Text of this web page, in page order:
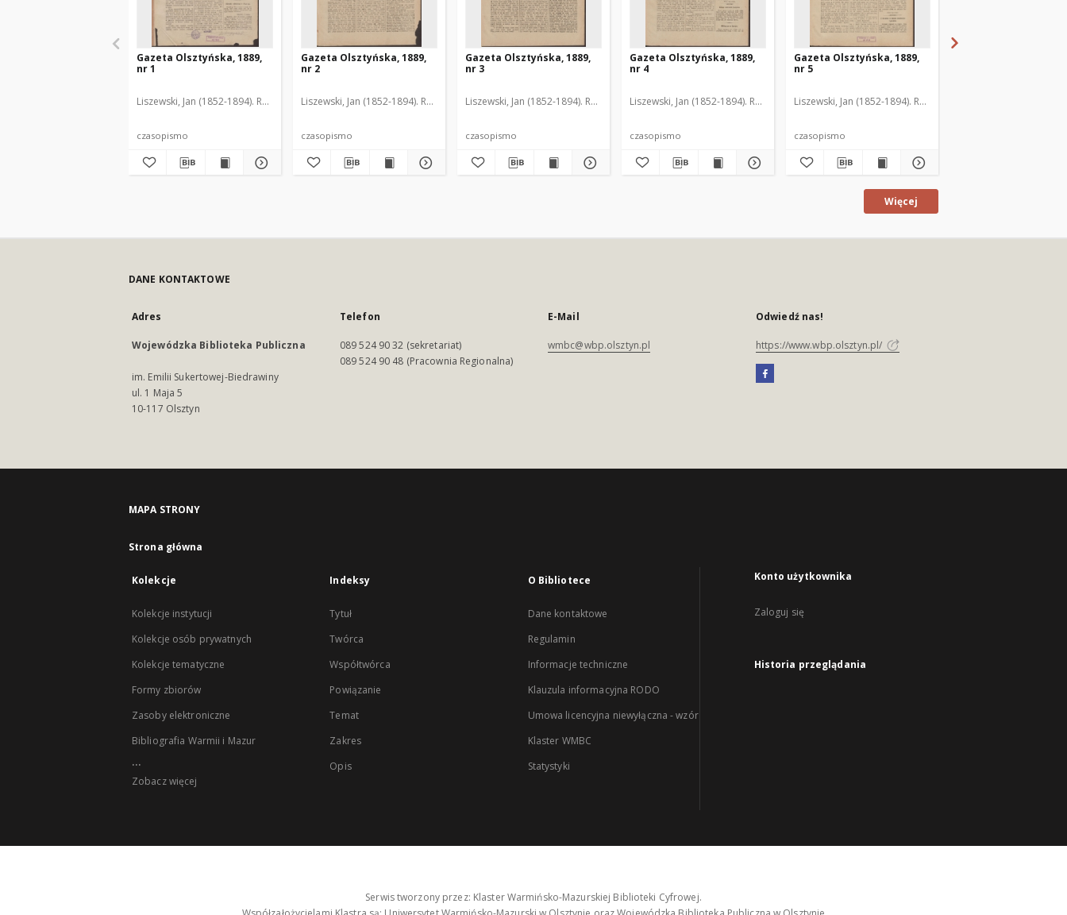
Gazeta Olsztyńska, 1889,
nr 1
Liszewski, Jan (1852-1894). Red.
czasopismo
Gazeta Olsztyńska, 1889,
nr 2
Liszewski, Jan (1852-1894). Red.
czasopismo
Gazeta Olsztyńska, 1889,
nr 3
Liszewski, Jan (1852-1894). Red.
czasopismo
Gazeta Olsztyńska, 1889,
nr 4
Liszewski, Jan (1852-1894). Red.
czasopismo
Gazeta Olsztyńska, 1889,
nr 5
Liszewski, Jan (1852-1894). Red.
czasopismo
Więcej
DANE KONTAKTOWE
Adres
Wojewódzka Biblioteka Publiczna
im. Emilii Sukertowej-Biedrawiny
ul. 1 Maja 5
10-117 Olsztyn
Telefon
089 524 90 32 (sekretariat)
089 524 90 48 (Pracownia Regionalna)
E-Mail
wmbc@wbp.olsztyn.pl
Odwiedź nas!
https://www.wbp.olsztyn.pl/
MAPA STRONY
Strona główna
Kolekcje
Kolekcje instytucji
Kolekcje osób prywatnych
Kolekcje tematyczne
Formy zbiorów
Zasoby elektroniczne
Bibliografia Warmii i Mazur
...
Zobacz więcej
Indeksy
Tytuł
Twórca
Współtwórca
Powiązanie
Temat
Zakres
Opis
O Bibliotece
Dane kontaktowe
Regulamin
Informacje techniczne
Klauzula informacyjna RODO
Umowa licencyjna niewyłączna - wzór
Klaster WMBC
Statystyki
Konto użytkownika
Zaloguj się
Historia przeglądania
Serwis tworzony przez: Klaster Warmińsko-Mazurskiej Biblioteki Cyfrowej.